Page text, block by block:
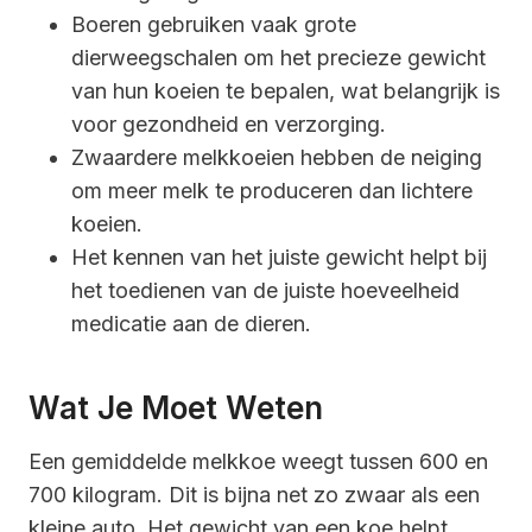
Boeren gebruiken vaak grote
dierweegschalen om het precieze gewicht
van hun koeien te bepalen, wat belangrijk is
voor gezondheid en verzorging.
Zwaardere melkkoeien hebben de neiging
om meer melk te produceren dan lichtere
koeien.
Het kennen van het juiste gewicht helpt bij
het toedienen van de juiste hoeveelheid
medicatie aan de dieren.
Wat Je Moet Weten
Een gemiddelde melkkoe weegt tussen 600 en
700 kilogram. Dit is bijna net zo zwaar als een